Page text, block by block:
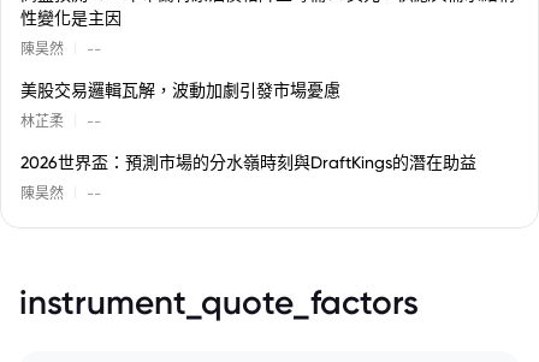
性變化是主因
陳昊然 --
美股交易邏輯瓦解，波動加劇引發市場憂慮
林芷柔 --
2026世界盃：預測市場的分水嶺時刻與DraftKings的潛在助益
陳昊然 --
instrument_quote_factors